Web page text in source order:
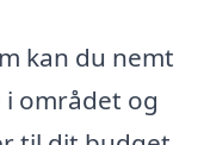
kan du nemt
området og